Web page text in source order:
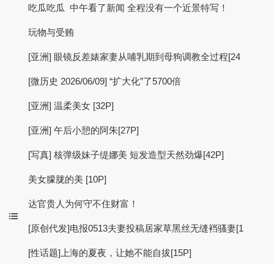
吃瓜吃瓜 中午看了新闻 全程没有一个近景特写！
玩物与受贿
[亚洲] 眼镜反差婊家妻从哺乳期到母狗调教全过程[24
[微历史 2026/06/09] “扩大化”了5700倍
[亚洲] 温柔美女 [32P]
[亚洲] 午后小憩的阿朱[27P]
[写真] 核弹级妹子缇娜美 短发造型天然劲爆[42P]
美女朦胧的美 [10P]
达官贵人为何守不住财富！
[原创代发]电报0513夫妻投稿居家草黑丝无缝裆骚妻[1
[性话题]上海的夏夜，让她不能自拔[15P]